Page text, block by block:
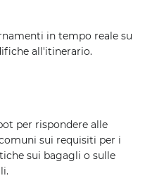
in tempo reale su
all'itinerario.
per rispondere alle
sui requisiti per i
sui bagagli o sulle